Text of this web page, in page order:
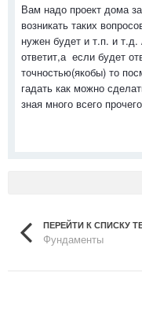
Вам надо проект дома
возникать таких
нужен будет и т.п. и т.д.
ответит,а если будет
точностью(якобы) то
гадать как можно
зная много всего
ПЕРЕЙТИ К СПИСКУ
Фундаменты